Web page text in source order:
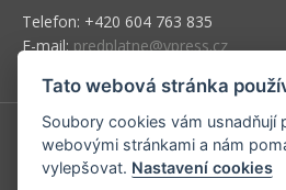
Telefon: +420 604 763 835
E-mail: predplatne@vpress.cz
Redakce
Tato webová stránka
Soubory cookies vám usnadňují
webovými stránkami a nám
vylepšovat. Nastavení cookies